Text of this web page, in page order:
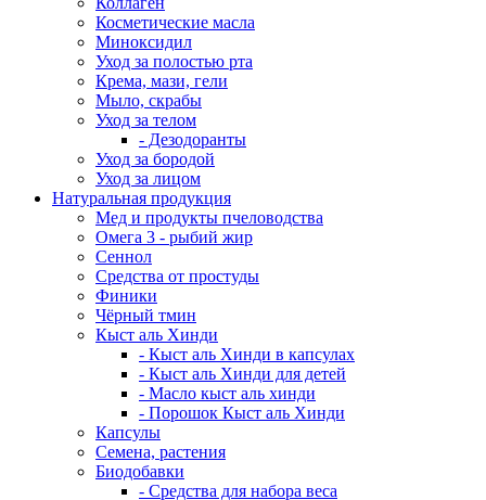
Косметические масла
Миноксидил
Уход за полостью рта
Крема, мази, гели
Мыло, скрабы
Уход за телом
- Дезодоранты
Уход за бородой
Уход за лицом
Натуральная продукция
Мед и продукты пчеловодства
Омега 3 - рыбий жир
Сеннол
Средства от простуды
Финики
Чёрный тмин
Кыст аль Хинди
- Кыст аль Хинди в капсулах
- Кыст аль Хинди для детей
- Масло кыст аль хинди
- Порошок Кыст аль Хинди
Капсулы
Семена, растения
Биодобавки
- Средства для набора веса